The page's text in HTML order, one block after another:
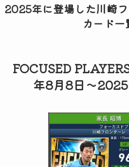
2025年に登場した川崎
カード一
FOCUSED
年8月8日～